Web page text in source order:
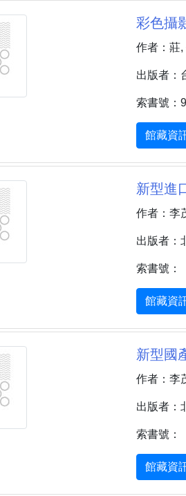
彩色攝
作者：莊,
出版者：
索書號：
館藏資
新型進
作者：李
出版者：
索書號：
館藏資
新型國
作者：李
出版者：
索書號：
館藏資